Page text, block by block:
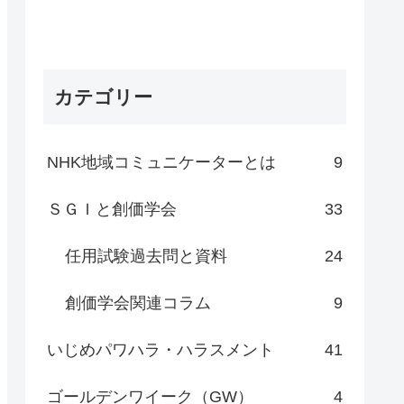
カテゴリー
NHK地域コミュニケーターとは 9
ＳＧＩと創価学会 33
任用試験過去問と資料 24
創価学会関連コラム 9
いじめパワハラ・ハラスメント 41
ゴールデンワイーク（GW） 4